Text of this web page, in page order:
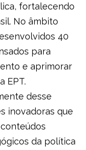
fortalecendo
No âmbito
40
para
e aprimorar
EPT.
desse
inovadoras que
da política